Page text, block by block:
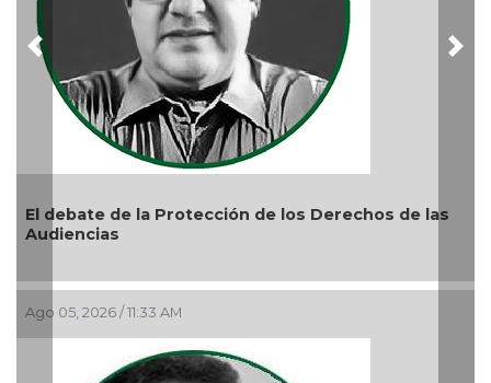
de la Protección de los Derechos de las
/ 11:33 AM